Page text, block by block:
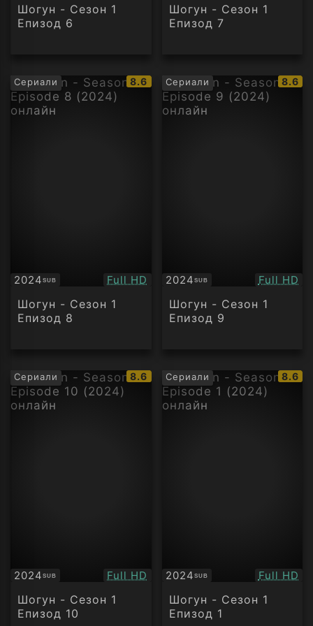
Шогун - Сезон 1
Епизод 6
Шогун - Сезон 1
Епизод 7
Сериали
IMDb
рейтинг:
8.6
2024SUB
Субтитри Качество:
Full HD
Шогун - Сезон 1
Епизод 8
Сериали
IMDb
8.6
2024SUB
Субтитри Full HD
Шогун - Сезон 1
Епизод 9
Сериали
IMDb
рейтинг:
8.6
2024SUB
Субтитри Качество:
Full HD
Шогун - Сезон 1
Епизод 10
Сериали
IMDb
8.6
2024SUB
Субтитри Full HD
Шогун - Сезон 1
Епизод 1